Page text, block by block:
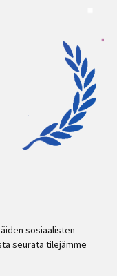
sosiaalisten
seurata tilejämme